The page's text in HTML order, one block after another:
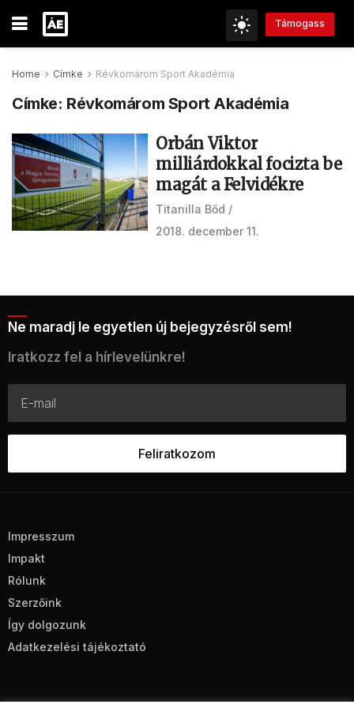
Támogass
Home Címke Révkomárom Sport Akadémia
Címke: Révkomárom Sport Akadémia
Orbán Viktor
milliárdokkal focizta be
magát a Felvidékre
Titanilla Bőd
2018. december 11.
Ne maradj le egyetlen új bejegyzésről sem!
Iratkozz fel a hírlevelünkre!
Impresszum
Impakt
Rólunk
Szerzőink
Így dolgozunk
Adatkezelési tájékoztató